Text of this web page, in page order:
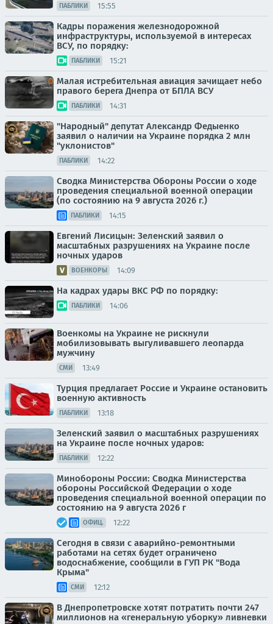
ПАБЛИКИ 15:55
Кадры поражения железнодорожной
инфраструктуры, используемой в интересах
ВСУ, по порядку:
ПАБЛИКИ 15:21
Малая истребительная авиация зачищает небо
правого берега Днепра от БПЛА ВСУ
ПАБЛИКИ 14:31
"Народный" депутат Александр Федыенко
заявил о наличии на Украине порядка 2 млн
"уклонистов"
ПАБЛИКИ 14:22
Сводка Министерства Обороны России о ходе
проведения специальной военной операции
(по состоянию на 9 августа 2026 г.)
ПАБЛИКИ 14:15
Евгений Лисицын: Зеленский заявил о
масштабных разрушениях на Украине после
ночных ударов
ВОЕНКОРЫ 14:09
На кадрах удары ВКС РФ по порядку:
ПАБЛИКИ 14:06
Военкомы на Украине не рискнули
мобилизовывать выгуливавшего леопарда
мужчину
СМИ 13:49
Турция предлагает Россие и Украине остановить
военную активность
ПАБЛИКИ 13:18
Зеленский заявил о масштабных разрушениях
на Украине после ночных ударов:
ПАБЛИКИ 12:22
Минобороны России: Сводка Министерства
обороны Российской Федерации о ходе
проведения специальной военной операции по
состоянию на 9 августа 2026 г
ОФИЦ. 12:22
Сегодня в связи с аварийно-ремонтными
работами на сетях будет ограничено
водоснабжение, сообщили в ГУП РК "Вода
Крыма"
СМИ 12:12
В Днепропетровске хотят потратить почти 247
миллионов на «генеральную уборку» ливневки